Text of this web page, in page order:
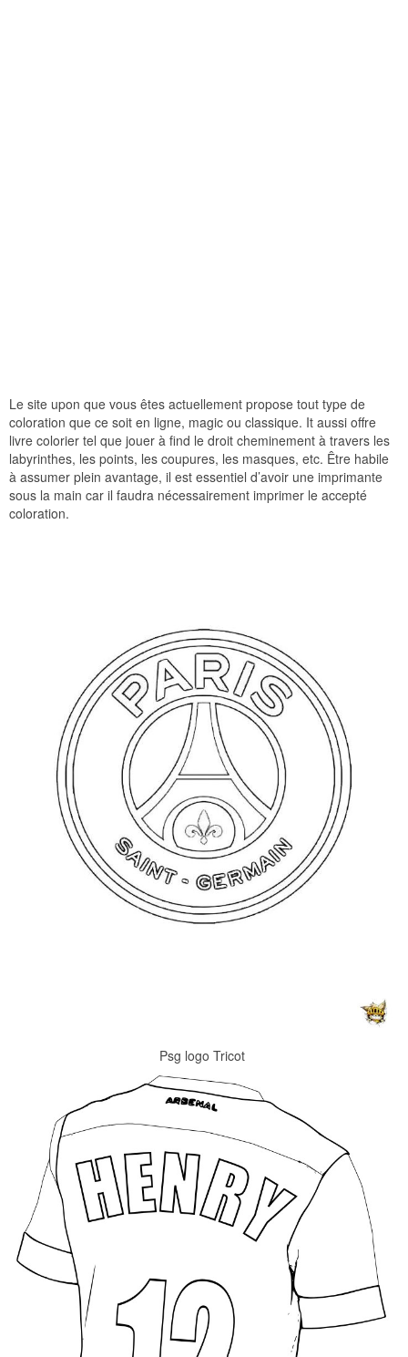
Le site upon que vous êtes actuellement propose tout type de
coloration que ce soit en ligne, magic ou classique. It aussi offre
livre colorier tel que jouer à find le droit cheminement à travers les
labyrinthes, les points, les coupures, les masques, etc. Être habile
à assumer plein avantage, il est essentiel d’avoir une imprimante
sous la main car il faudra nécessairement imprimer le accepté
coloration.
Psg logo Tricot